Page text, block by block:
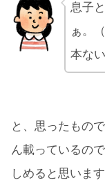
息子
ぁ。
本な
と、思ったもの
ん載っているの
しめると思います